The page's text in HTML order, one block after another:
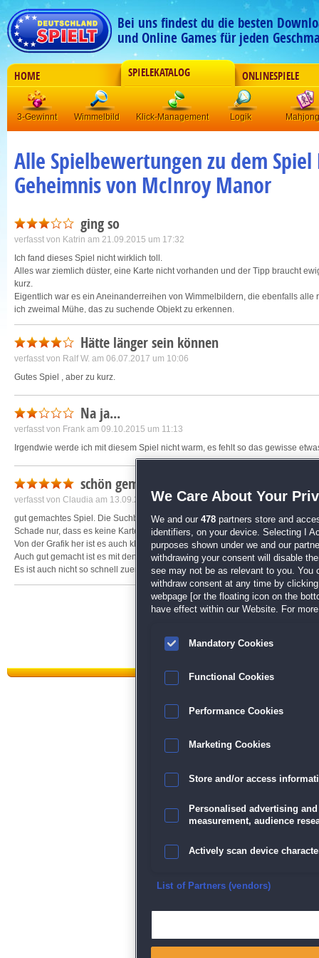
Bei uns findest du die besten
und Online Games für jeden
HOME SPIELEKATALOG ONLINESPIELE
3-Gewinnt Wimmelbild Klick-Management Logik Mahjong
Alle Spielbewertungen zu dem Spiel
Geheimnis von McInroy Manor
ging so
verfasst von Katrin am 21.09.2015 um 17:32
Ich fand dieses Spiel nicht wirklich toll.
Alles war ziemlich düster, eine Karte nicht vorhanden und der Tipp braucht
kurz.
Eigentlich war es ein Aneinanderreihen von Wimmelbildern, die ebenfalls
ich zweimal Mühe, das zu suchende Objekt zu erkennen.
Die Story an sich war gut, das Ende zufriedenstellend. Aber ein zweites Mal
Hätte länger sein können
verfasst von Ralf W. am 06.07.2017 um 10:06
Gutes Spiel , aber zu kurz.
Na ja...
verfasst von Frank am 09.10.2015 um 11:13
Irgendwie werde ich mit diesem Spiel nicht warm, es fehlt so das gewisse
schön gemacht
verfasst von Claudia am 13.09.2015 um 18:21
gut gemachtes Spiel. Die Suchbilder sind schön gemacht und man findet
Schade nur, dass es keine Karte gibt wo man an die Orte mit gehen kann, so
Von der Grafik her ist es auch klasse gemacht.
Auch gut gemacht ist es mit den Gegenständen die man im Laufe des Spiels
Es ist auch nicht so schnell zuende gespielt.
Die Extra's die am Ende erwähnt sind, sind bestimmt bei der Sammleredition
We Care About Your
We and our 478 partners store and
identifiers, on your device. Selecting I
purposes shown under we and our
withdrawing your consent will disable
see may not be as relevant to you. You
withdraw consent at any time by
webpage [or the floating icon on the
have effect within our Website. For
Mandatory Cookies
Functional Cookies
Performance Cookies
Marketing Cookies
Store and/or access
Personalised advertising
measurement, audience
Actively scan device
Ensure security, prevent
List of Partners (vendors)